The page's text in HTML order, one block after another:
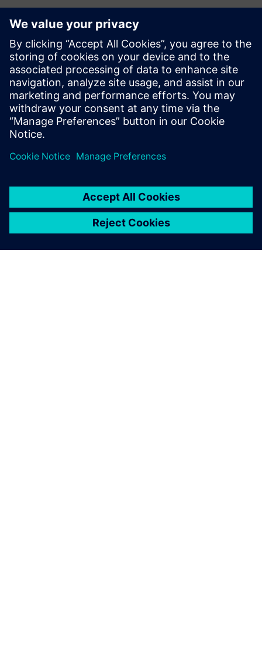
Kupite našu ponudu
SiePortal |Baza znanja o naslijeđenim sistemskim uslugama
Podrška
SiePortal |Informacije o proizvodu iz prve ruke
SiePortal |Community tehničkog foruma
SiePortal |Stvorite novi zahtjev za podršku